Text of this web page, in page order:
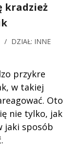
kradzież
/ DZIAŁ: INNE
przykre
w takiej
Oto
nie tylko, jak
jaki sposób